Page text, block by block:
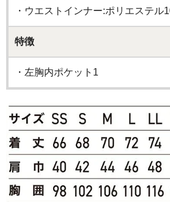
・ウエストインナー:ポリエステル
特徴
・左胸内ポケット1